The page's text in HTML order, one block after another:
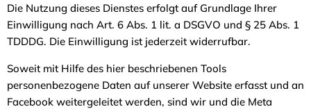
Die Nutzung dieses Dienstes erfolgt auf Grundlage Ihrer
Einwilligung nach Art. 6 Abs. 1 lit. a DSGVO und § 25 Abs. 1
TDDDG. Die Einwilligung ist jederzeit widerrufbar.
Soweit mit Hilfe des hier beschriebenen Tools
personenbezogene Daten auf unserer Website erfasst und an
Facebook weitergeleitet werden, sind wir und die Meta